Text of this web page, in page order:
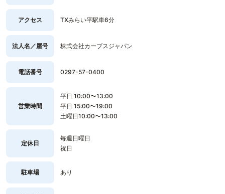
アクセス TXみらい平駅車6分
法人名／屋号 株式会社カーブスジャパン
電話番号 0297-57-0400
営業時間
平日 10:00〜13:00
平日 15:00〜19:00
土曜日10:00〜13:00
定休日
毎週日曜日
祝日
駐車場 あり